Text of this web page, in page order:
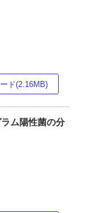
ド(2.16MB)
ム陽性菌の分